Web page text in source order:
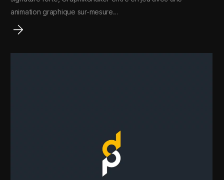
animation graphique sur-mesure…